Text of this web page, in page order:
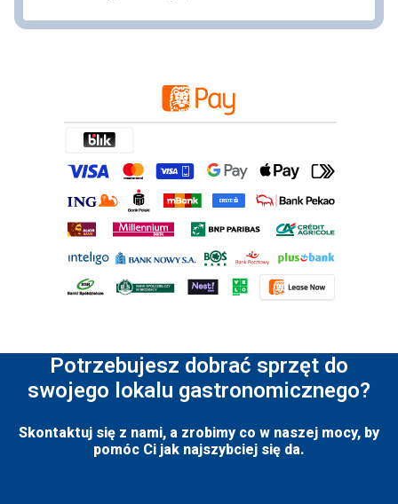
Potrzebujesz dobrać sprzęt do
swojego lokalu gastronomicznego?
Skontaktuj się z nami, a zrobimy co w naszej mocy, by
pomóc Ci jak najszybciej się da.